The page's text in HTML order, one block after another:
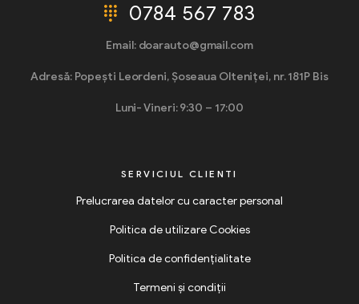
0784 567 783
Email: doarauto@gmail.com
Adresă: Popești Leordeni, Șoseaua Olteniței, nr. 181P Bis
Luni- Vineri: 9:30 – 17:00
SERVICIUL CLIENTI
Prelucrarea datelor cu caracter personal
Politica de utilizare Cookies
Politica de confidențialitate
Termeni și condiții